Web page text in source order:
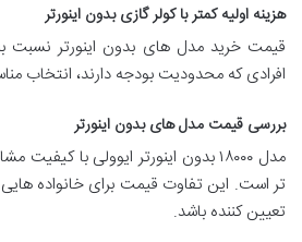
هزینه اولیه کمتر با کولر گازی بدون اینورتر
قیمت خرید مدل های بدون اینورتر نسبت
افرادی که محدودیت بودجه دارند، انتخاب
بررسی قیمت مدل های بدون اینورتر
تر است. این تفاوت قیمت برای خانواده
تعیین کننده باشد.